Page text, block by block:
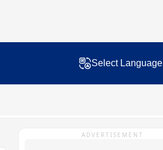
Select Language
ADVERTISEMENT